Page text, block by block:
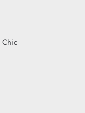
Chic